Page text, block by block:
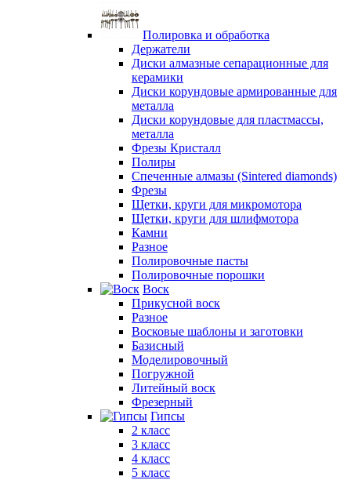
Полировка и обработка
Держатели
Диски алмазные сепарационные для
керамики
Диски корундовые армированные для
металла
Диски корундовые для пластмассы,
металла
Фрезы Кристалл
Полиры
Спеченные алмазы (Sintered diamonds)
Фрезы
Щетки, круги для микромотора
Щетки, круги для шлифмотора
Камни
Разное
Полировочные пасты
Полировочные порошки
Воск
Прикусной воск
Разное
Восковые шаблоны и заготовки
Базисный
Моделировочный
Погружной
Литейный воск
Фрезерный
Гипсы
2 класс
3 класс
4 класс
5 класс